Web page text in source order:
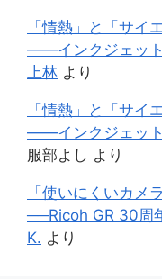
「情熱」と「サイ
——インクジェッ
上林 より
「情熱」と「サイ
——インクジェッ
服部よし より
「使いにくいカメ
──Ricoh GR 30周
K. より